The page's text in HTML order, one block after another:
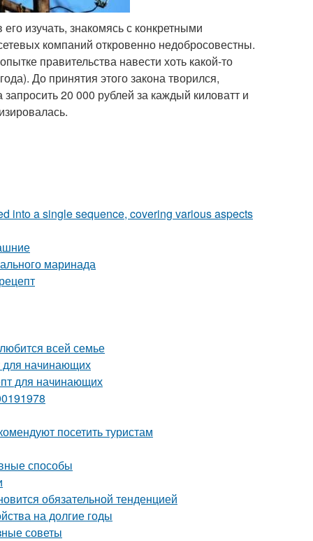
изучать, знакомясь с конкретными
компаний откровенно недобросовестны.
правительства навести хоть какой-то
До принятия этого закона творился,
20 000 рублей за каждый киловатт и
into a single sequence, covering various aspects
маринада
всей семье
для начинающих
для начинающих
посетить туристам
способы
обязательной тенденцией
на долгие годы
советы